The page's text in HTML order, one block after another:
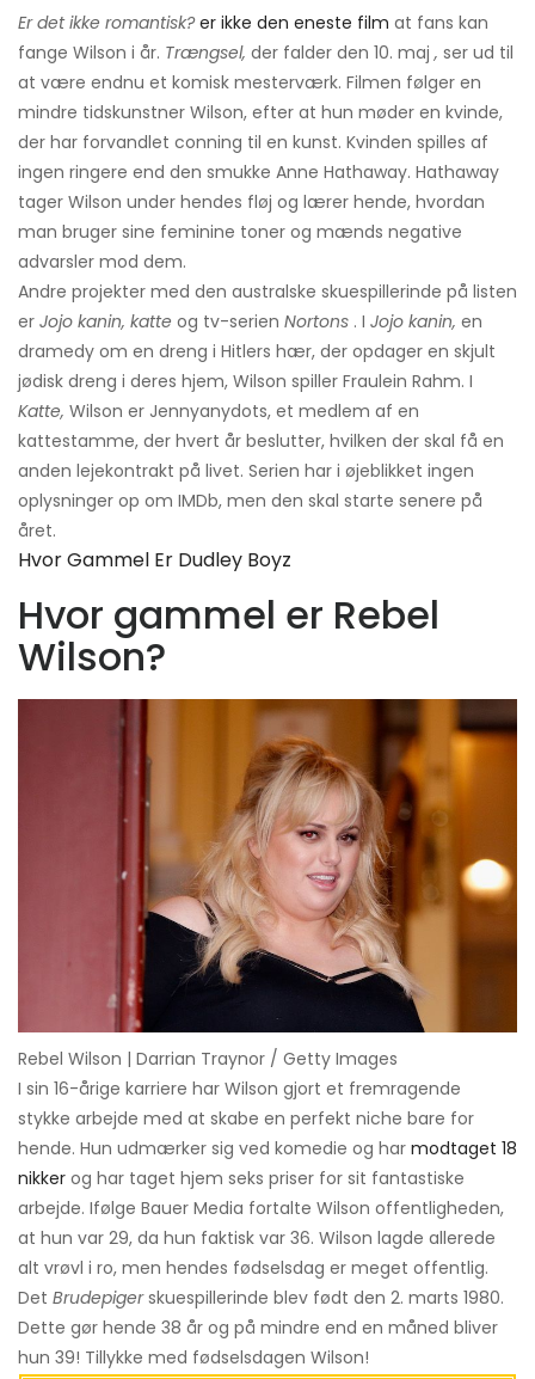
Er det ikke romantisk? er ikke den eneste film at fans kan
fange Wilson i år. Trængsel, der falder den 10. maj, ser ud til
at være endnu et komisk mesterværk. Filmen følger en
mindre tidskunstner Wilson, efter at hun møder en kvinde,
der har forvandlet conning til en kunst. Kvinden spilles af
ingen ringere end den smukke Anne Hathaway. Hathaway
tager Wilson under hendes fløj og lærer hende, hvordan
man bruger sine feminine toner og mænds negative
advarsler mod dem.
Andre projekter med den australske skuespillerinde på listen
er Jojo kanin, katte og tv-serien Nortons . I Jojo kanin, en
dramedy om en dreng i Hitlers hær, der opdager en skjult
jødisk dreng i deres hjem, Wilson spiller Fraulein Rahm. I
Katte, Wilson er Jennyanydots, et medlem af en
kattestamme, der hvert år beslutter, hvilken der skal få en
anden lejekontrakt på livet. Serien har i øjeblikket ingen
oplysninger op om IMDb, men den skal starte senere på
året.
Hvor Gammel Er Dudley Boyz
Hvor gammel er Rebel
Wilson?
Rebel Wilson | Darrian Traynor / Getty Images
I sin 16-årige karriere har Wilson gjort et fremragende
stykke arbejde med at skabe en perfekt niche bare for
hende. Hun udmærker sig ved komedie og har modtaget 18
nikker og har taget hjem seks priser for sit fantastiske
arbejde. Ifølge Bauer Media fortalte Wilson offentligheden,
at hun var 29, da hun faktisk var 36. Wilson lagde allerede
alt vrøvl i ro, men hendes fødselsdag er meget offentlig.
Det Brudepigerskuespillerinde blev født den 2. marts 1980.
Dette gør hende 38 år og på mindre end en måned bliver
hun 39! Tillykke med fødselsdagen Wilson!